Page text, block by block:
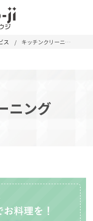
ス キッチンクリーニング
ニング